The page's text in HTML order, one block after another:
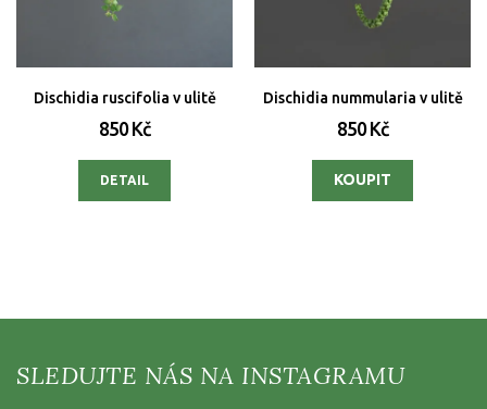
Dischidia ruscifolia v ulitě
850 Kč
DETAIL
Dischidia nummularia v ulitě
850 Kč